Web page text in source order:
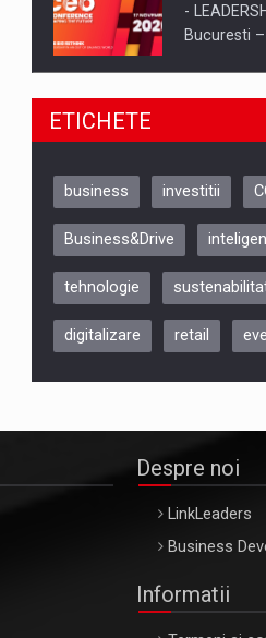
-
Bucuresti
Be
ARTEMIS
Oradea –
ETICHETE
business investitii
Business&Drive
tehnologie
digitalizare retail
Despre noi
LinkLeaders
Business
Informatii